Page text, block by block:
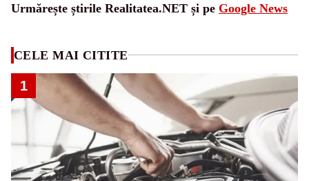
Urmărește știrile Realitatea.NET și pe Google News
CELE MAI CITITE
1